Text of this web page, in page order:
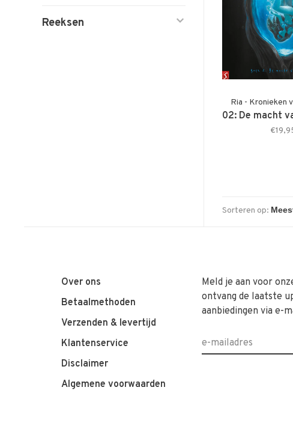
Reeksen
Ria - Kronieken
02: De macht
Sorteren op:
Over ons
Betaalmethoden
Verzenden & levertijd
Klantenservice
Disclaimer
Algemene voorwaarden
Meld je aan voor
ontvang de laatste
aanbiedingen via e-